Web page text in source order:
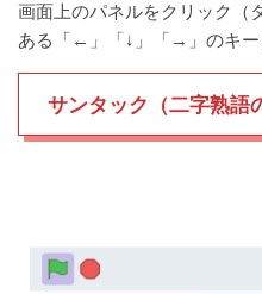
画面上のパネルをクリック（
ある「←」「↓」「→」のキ
サンタック（二字熟語